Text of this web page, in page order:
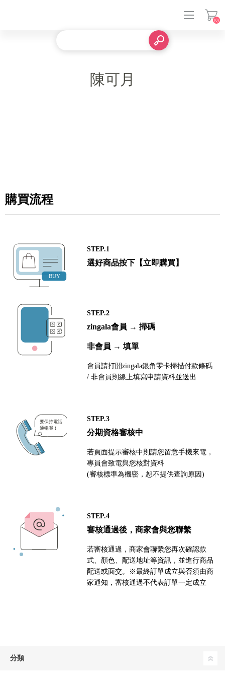
(0)
陳可月
購買流程
STEP.1
選好商品按下【立即購買】
STEP.2
zingala會員 → 掃碼
非會員 → 填單
會員請打開zingala銀角零卡掃描付款條碼
/ 非會員則線上填寫申請資料並送出
STEP.3
分期資格審核中
若頁面提示審核中則請您留意手機來電，
專員會致電與您核對資料
(審核標準為機密，恕不提供查詢原因)
STEP.4
審核通過後，商家會與您聯繫
若審核通過，商家會聯繫您再次確認款
式、顏色、配送地址等資訊，並進行商品
配送或面交。※最終訂單成立與否須由商
家通知，審核通過不代表訂單一定成立
分類